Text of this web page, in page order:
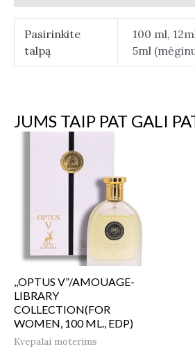
Pasirinkite
talpą
100 ml,
5ml
JUMS TAIP PAT GALI
,,OPTUS V”/AMOUAGE-
LIBRARY
COLLECTION(FOR
WOMEN, 100 ML., EDP)
Kvepalai moterims